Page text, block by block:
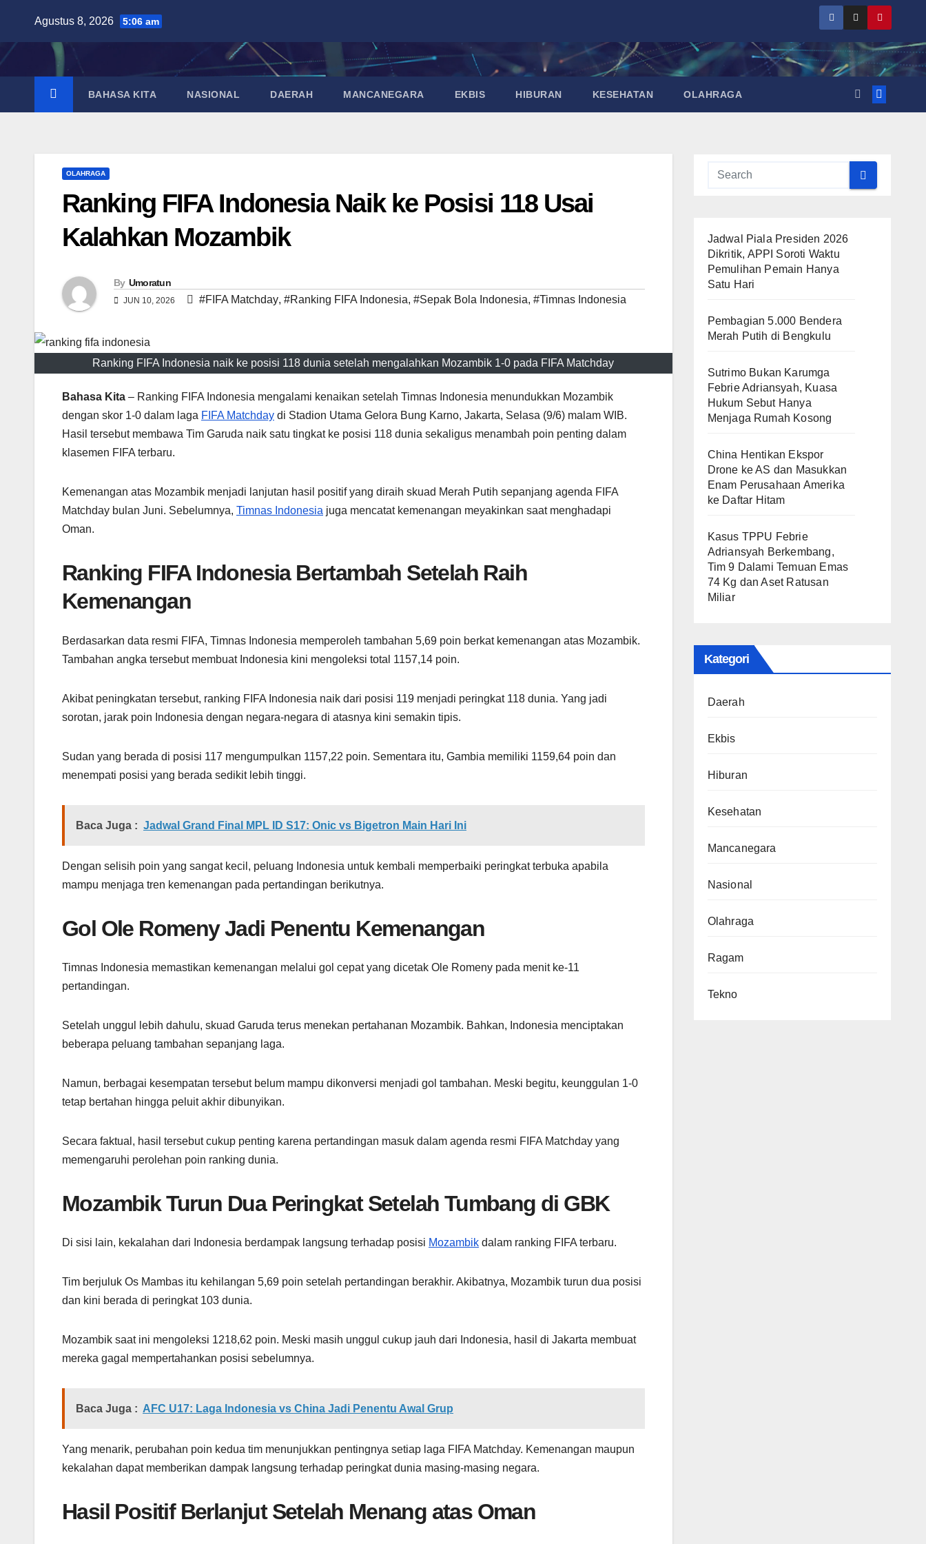
content
Agustus 8, 2026 5:06 am
BAHASA KITA NASIONAL DAERAH MANCANEGARA EKBIS HIBURAN KESEHATAN OLAHRAGA
OLAHRAGA
Ranking FIFA Indonesia Naik ke Posisi 118 Usai
Kalahkan Mozambik
By Umoratun
JUN 10, 2026 #FIFA Matchday, #Ranking FIFA Indonesia, #Sepak Bola Indonesia, #Timnas Indonesia
Ranking FIFA Indonesia naik ke posisi 118 dunia setelah mengalahkan Mozambik 1-0 pada FIFA Matchday
Bahasa Kita – Ranking FIFA Indonesia mengalami kenaikan setelah Timnas Indonesia menundukkan Mozambik
dengan skor 1-0 dalam laga FIFA Matchday di Stadion Utama Gelora Bung Karno, Jakarta, Selasa (9/6) malam WIB.
Hasil tersebut membawa Tim Garuda naik satu tingkat ke posisi 118 dunia sekaligus menambah poin penting dalam
klasemen FIFA terbaru.
Kemenangan atas Mozambik menjadi lanjutan hasil positif yang diraih skuad Merah Putih sepanjang agenda FIFA
Matchday bulan Juni. Sebelumnya, Timnas Indonesia juga mencatat kemenangan meyakinkan saat menghadapi
Oman.
Ranking FIFA Indonesia Bertambah Setelah Raih
Kemenangan
Berdasarkan data resmi FIFA, Timnas Indonesia memperoleh tambahan 5,69 poin berkat kemenangan atas Mozambik.
Tambahan angka tersebut membuat Indonesia kini mengoleksi total 1157,14 poin.
Akibat peningkatan tersebut, ranking FIFA Indonesia naik dari posisi 119 menjadi peringkat 118 dunia. Yang jadi
sorotan, jarak poin Indonesia dengan negara-negara di atasnya kini semakin tipis.
Sudan yang berada di posisi 117 mengumpulkan 1157,22 poin. Sementara itu, Gambia memiliki 1159,64 poin dan
menempati posisi yang berada sedikit lebih tinggi.
Baca Juga : Jadwal Grand Final MPL ID S17: Onic vs Bigetron Main Hari Ini
Dengan selisih poin yang sangat kecil, peluang Indonesia untuk kembali memperbaiki peringkat terbuka apabila
mampu menjaga tren kemenangan pada pertandingan berikutnya.
Gol Ole Romeny Jadi Penentu Kemenangan
Timnas Indonesia memastikan kemenangan melalui gol cepat yang dicetak Ole Romeny pada menit ke-11
pertandingan.
Setelah unggul lebih dahulu, skuad Garuda terus menekan pertahanan Mozambik. Bahkan, Indonesia menciptakan
beberapa peluang tambahan sepanjang laga.
Namun, berbagai kesempatan tersebut belum mampu dikonversi menjadi gol tambahan. Meski begitu, keunggulan 1-0
tetap bertahan hingga peluit akhir dibunyikan.
Secara faktual, hasil tersebut cukup penting karena pertandingan masuk dalam agenda resmi FIFA Matchday yang
memengaruhi perolehan poin ranking dunia.
Mozambik Turun Dua Peringkat Setelah Tumbang di GBK
Di sisi lain, kekalahan dari Indonesia berdampak langsung terhadap posisi Mozambik dalam ranking FIFA terbaru.
Tim berjuluk Os Mambas itu kehilangan 5,69 poin setelah pertandingan berakhir. Akibatnya, Mozambik turun dua posisi
dan kini berada di peringkat 103 dunia.
Mozambik saat ini mengoleksi 1218,62 poin. Meski masih unggul cukup jauh dari Indonesia, hasil di Jakarta membuat
mereka gagal mempertahankan posisi sebelumnya.
Baca Juga : AFC U17: Laga Indonesia vs China Jadi Penentu Awal Grup
Yang menarik, perubahan poin kedua tim menunjukkan pentingnya setiap laga FIFA Matchday. Kemenangan maupun
kekalahan dapat memberikan dampak langsung terhadap peringkat dunia masing-masing negara.
Hasil Positif Berlanjut Setelah Menang atas Oman
Jadwal Piala Presiden 2026
Dikritik, APPI Soroti Waktu
Pemulihan Pemain Hanya
Satu Hari
Pembagian 5.000 Bendera
Merah Putih di Bengkulu
Sutrimo Bukan Karumga
Febrie Adriansyah, Kuasa
Hukum Sebut Hanya
Menjaga Rumah Kosong
China Hentikan Ekspor
Drone ke AS dan Masukkan
Enam Perusahaan Amerika
ke Daftar Hitam
Kasus TPPU Febrie
Adriansyah Berkembang,
Tim 9 Dalami Temuan Emas
74 Kg dan Aset Ratusan
Miliar
Kategori
Daerah
Ekbis
Hiburan
Kesehatan
Mancanegara
Nasional
Olahraga
Ragam
Tekno